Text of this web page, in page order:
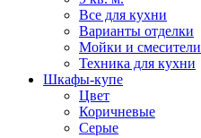
Все для кухни
Варианты отделки
Мойки и смесители
Техника для кухни
Шкафы-купе
Цвет
Коричневые
Серые